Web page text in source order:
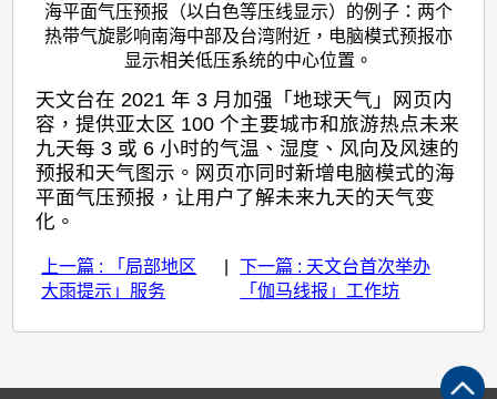
海平面气压预报（以白色等压线显示）的例子：两个
热带气旋影响南海中部及台湾附近，电脑模式预报亦
显示相关低压系统的中心位置。
天文台在 2021 年 3 月加强「地球天气」网页内
容，提供亚太区 100 个主要城市和旅游热点未来
九天每 3 或 6 小时的气温、湿度、风向及风速的
预报和天气图示。网页亦同时新增电脑模式的海
平面气压预报，让用户了解未来九天的天气变
化。
上一篇 : 「局部地区
大雨提示」服务
下一篇 : 天文台首次举办
「伽马线报」工作坊